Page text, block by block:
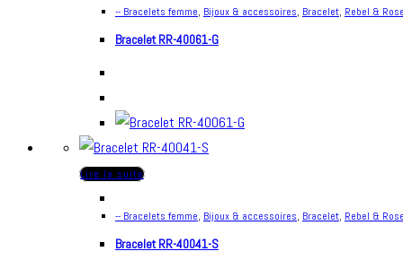
-- Bracelets femme, Bijoux & accessoires, Bracelet, Rebel &
Bracelet RR-40061-G
Lire la suite
-- Bracelets femme, Bijoux & accessoires, Bracelet, Rebel &
Bracelet RR-40041-S